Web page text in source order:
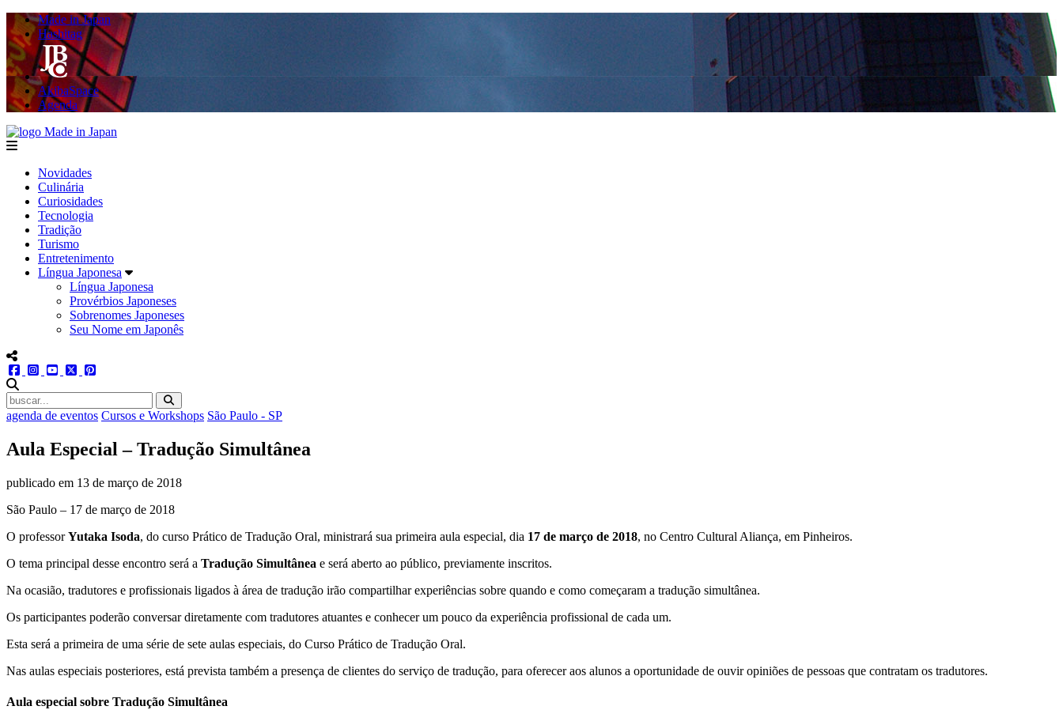
Made in Japan
Hashitag
AkibaSpace
Agenda
menu
Novidades
Culinária
Curiosidades
Tecnologia
Tradição
Turismo
Entretenimento
Língua Japonesa
Língua Japonesa
Provérbios Japoneses
Sobrenomes Japoneses
Seu Nome em Japonês
menu redes social
facebookinstagram
youtube
twitter
agenda de eventos Cursos e Workshops São Paulo - SP
Aula Especial – Tradução Simultânea
publicado em 13 de março de 2018
São Paulo – 17 de março de 2018
O professorYutaka Isoda, do curso Prático de Tradução Oral, ministrará sua primeira aula especial, dia 17 de março de 2018, no Centro Cultural Aliança, em Pinheiros.
O tema principal desse encontro será a Tradução Simultânea e será aberto ao público, previamente inscritos.
Na ocasião, tradutores e profissionais ligados à área de tradução irão compartilhar experiências sobre quando e como começaram a tradução simultânea.
Os participantes poderão conversar diretamente com tradutores atuantes e conhecer um pouco da experiência profissional de cada um.
Esta será a primeira de uma série de sete aulas especiais, do Curso Prático de Tradução Oral.
Nas aulas especiais posteriores, está prevista também a presença de clientes do serviço de tradução, para oferecer aos alunos a oportunidade de ouvir opiniões de pessoas que contratam os tradutores.
Aula especial sobre Tradução Simultânea